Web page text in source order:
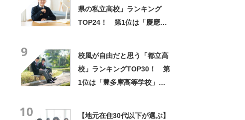
県の私立高校」ランキング
TOP24！ 第1位は「慶應義
9
校風が自由だと思う「都立高
校」ランキングTOP30！ 第
1位は「豊多摩高等学校」
10
【地元在住30代以下が選ぶ】